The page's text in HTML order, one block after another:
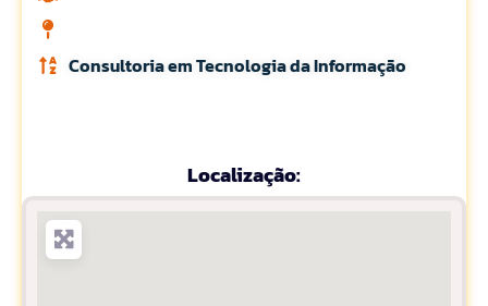
Consultoria em Tecnologia da Informação
Localização: